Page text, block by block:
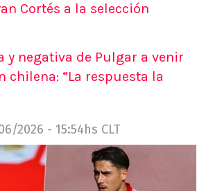
Cortés a la selección
y negativa de Pulgar a venir
chilena: “La respuesta la
2026 - 15:54hs CLT